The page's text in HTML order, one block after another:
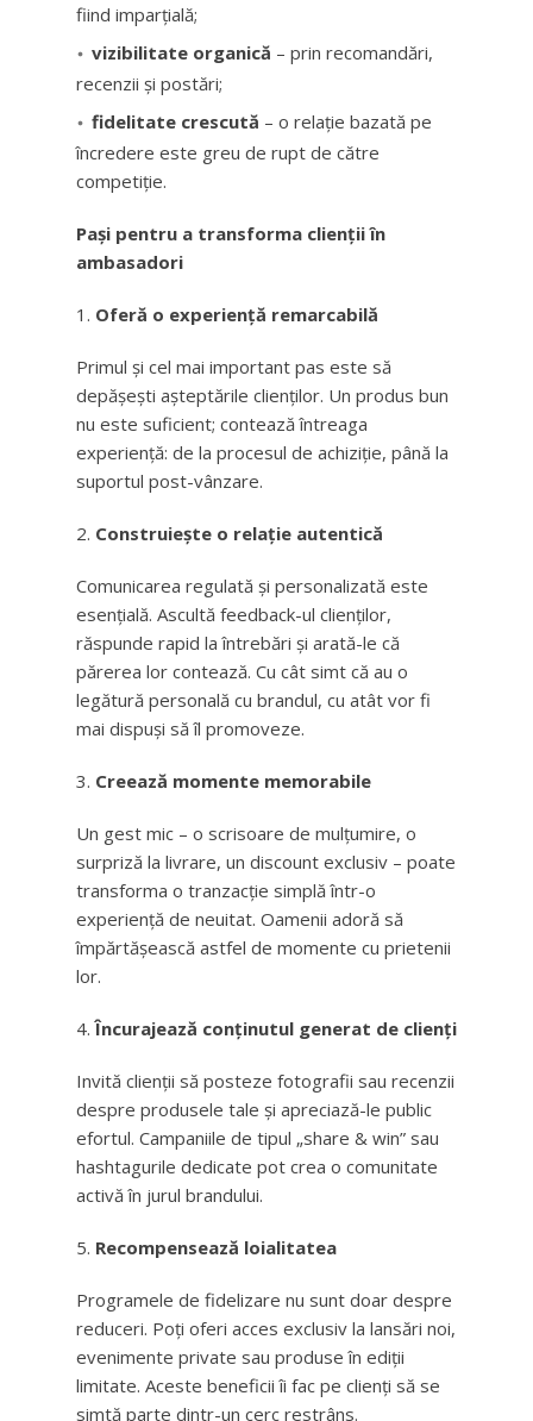
fiind imparțială;
vizibilitate organică – prin recomandări,
recenzii și postări;
fidelitate crescută – o relație bazată pe
încredere este greu de rupt de către
competiție.
Pași pentru a transforma clienții în
ambasadori
Oferă o experiență remarcabilă
Primul și cel mai important pas este să
depășești așteptările clienților. Un produs bun
nu este suficient; contează întreaga
experiență: de la procesul de achiziție, până la
suportul post-vânzare.
Construiește o relație autentică
Comunicarea regulată și personalizată este
esențială. Ascultă feedback-ul clienților,
răspunde rapid la întrebări și arată-le că
părerea lor contează. Cu cât simt că au o
legătură personală cu brandul, cu atât vor fi
mai dispuși să îl promoveze.
Creează momente memorabile
Un gest mic – o scrisoare de mulțumire, o
surpriză la livrare, un discount exclusiv – poate
transforma o tranzacție simplă într-o
experiență de neuitat. Oamenii adoră să
împărtășească astfel de momente cu prietenii
lor.
Încurajează conținutul generat de clienți
Invită clienții să posteze fotografii sau recenzii
despre produsele tale și apreciază-le public
efortul. Campaniile de tipul „share & win” sau
hashtagurile dedicate pot crea o comunitate
activă în jurul brandului.
Recompensează loialitatea
Programele de fidelizare nu sunt doar despre
reduceri. Poți oferi acces exclusiv la lansări noi,
evenimente private sau produse în ediții
limitate. Aceste beneficii îi fac pe clienți să se
simtă parte dintr-un cerc restrâns.